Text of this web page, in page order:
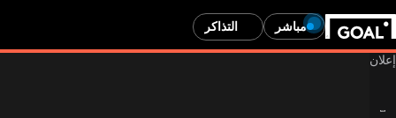
مباشر التذاكر